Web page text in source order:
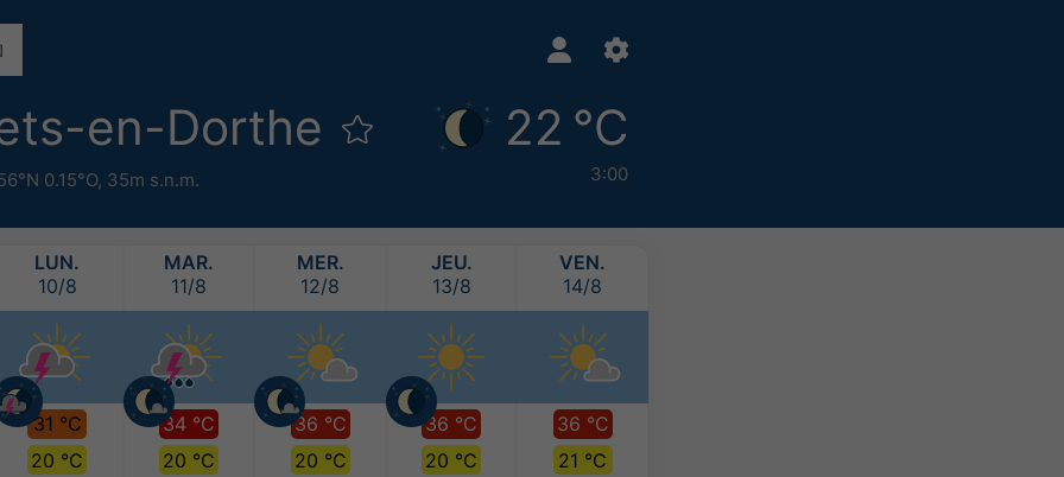
en-Dorthe
0.15°O, 35m s.n.m.
22 °C
3:00
LUN.
10/8
31 °C
20 °C
MAR.
11/8
34 °C
20 °C
MER.
12/8
36 °C
20 °C
JEU.
13/8
36 °C
20 °C
VEN.
14/8
36 °C
21 °C